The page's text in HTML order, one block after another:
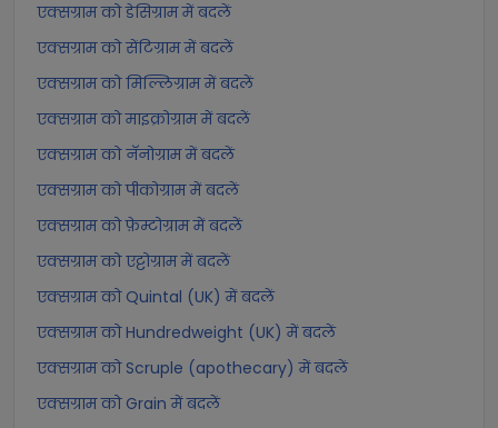
एक्सग्राम को डेसिग्राम में बदलें
एक्सग्राम को सेंटिग्राम में बदलें
एक्सग्राम को मिल्लिग्राम में बदलें
एक्सग्राम को माइक्रोग्राम में बदलें
एक्सग्राम को नॅनोग्राम में बदलें
एक्सग्राम को पीकोग्राम में बदलें
एक्सग्राम को फ़ेम्टोग्राम में बदलें
एक्सग्राम को एट्टोग्राम में बदलें
एक्सग्राम को Quintal (UK) में बदलें
एक्सग्राम को Hundredweight (UK) में बदलें
एक्सग्राम को Scruple (apothecary) में बदलें
एक्सग्राम को Grain में बदलें